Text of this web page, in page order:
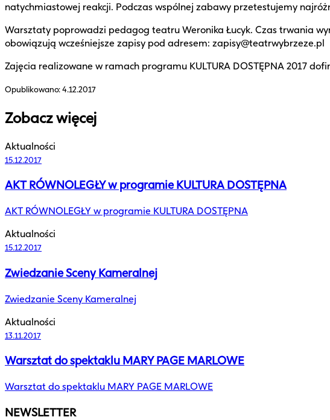
natychmiastowej reakcji. Podczas wspólnej zabawy przetestujemy
Warsztaty poprowadzi pedagog teatru Weronika Łucyk. Czas trwania
obowiązują wcześniejsze zapisy pod adresem: zapisy@teatrwybrzeze.pl
Zajęcia realizowane w ramach programu KULTURA DOSTĘPNA 2017
Opublikowano:4.12.2017
Zobacz więcej
Aktualności
15.12.2017
AKT RÓWNOLEGŁY w programie KULTURA DOSTĘPNA
AKT RÓWNOLEGŁY w programie KULTURA DOSTĘPNA
Aktualności
15.12.2017
Zwiedzanie Sceny Kameralnej
Zwiedzanie Sceny Kameralnej
Aktualności
13.11.2017
Warsztat do spektaklu MARY PAGE MARLOWE
Warsztat do spektaklu MARY PAGE MARLOWE
NEWSLETTER